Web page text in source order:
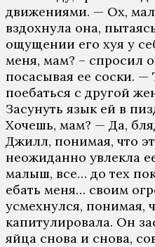
движениями. — Ох,
вздохнула она,
ощущении его хуя у
меня, мам? – спросил
посасывая ее соски.
поебаться с другой
Засунуть язык ей в
Хочешь, мам? — Да,
Джилл, понимая, что
неожиданно увлекла
малыш, все… до тех
ебать меня… своим
усмехнулся, понимая,
капитулировала. Он
яйца снова и снова,